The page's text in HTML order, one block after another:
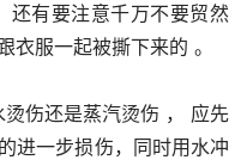
还有要注意千万不要贸然
衣服一起被撕下来的 。
伤还是蒸汽烫伤 ， 应先
进一步损伤，同时用水冲